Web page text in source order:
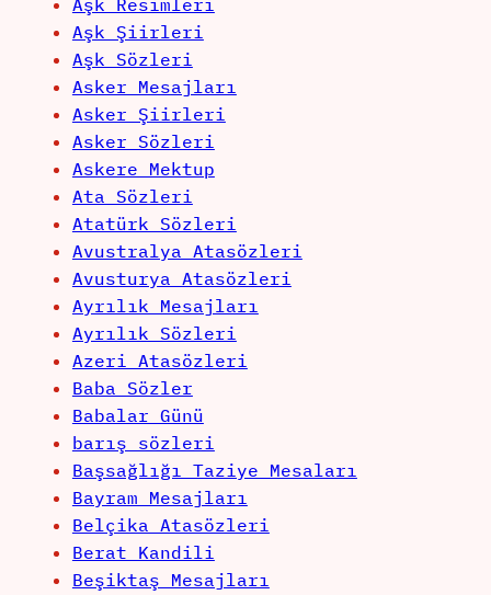
Aşk Resimleri
Aşk Şiirleri
Aşk Sözleri
Asker Mesajları
Asker Şiirleri
Asker Sözleri
Askere Mektup
Ata Sözleri
Atatürk Sözleri
Avustralya Atasözleri
Avusturya Atasözleri
Ayrılık Mesajları
Ayrılık Sözleri
Azeri Atasözleri
Baba Sözler
Babalar Günü
barış sözleri
Başsağlığı Taziye Mesaları
Bayram Mesajları
Belçika Atasözleri
Berat Kandili
Beşiktaş Mesajları